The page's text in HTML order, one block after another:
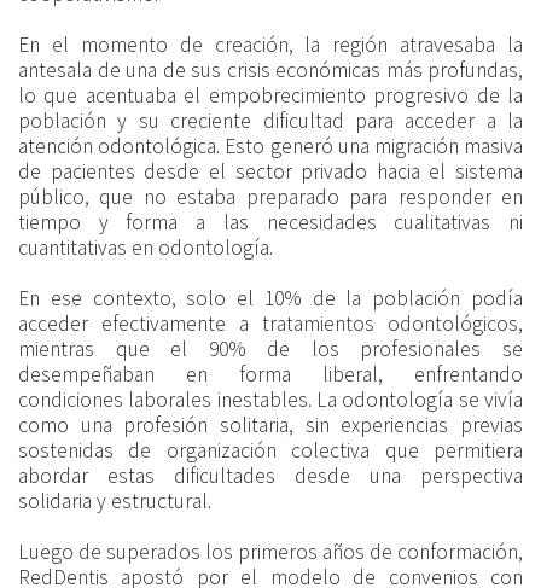
En el momento de creación, la región atravesaba la
antesala de una de sus crisis económicas más profundas,
lo que acentuaba el empobrecimiento progresivo de la
población y su creciente dificultad para acceder a la
atención odontológica. Esto generó una migración masiva
de pacientes desde el sector privado hacia el sistema
público, que no estaba preparado para responder en
tiempo y forma a las necesidades cualitativas ni
cuantitativas en odontología.
En ese contexto, solo el 10% de la población podía
acceder efectivamente a tratamientos odontológicos,
mientras que el 90% de los profesionales se
desempeñaban en forma liberal, enfrentando
condiciones laborales inestables. La odontología se vivía
como una profesión solitaria, sin experiencias previas
sostenidas de organización colectiva que permitiera
abordar estas dificultades desde una perspectiva
solidaria y estructural.
Luego de superados los primeros años de conformación,
RedDentis apostó por el modelo de convenios con